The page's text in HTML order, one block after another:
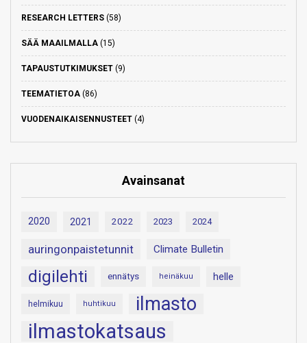
RESEARCH LETTERS (58)
SÄÄ MAAILMALLA (15)
TAPAUSTUTKIMUKSET (9)
TEEMATIETOA (86)
VUODENAIKAISENNUSTEET (4)
Avainsanat
2020 2021 2022 2023 2024
auringonpaistetunnit Climate Bulletin
digilehti ennätys heinäkuu helle
helmikuu huhtikuu ilmasto
ilmastokatsaus